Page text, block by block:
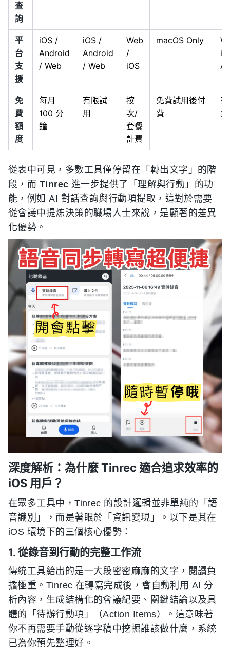
查
詢
平
台
支
援
iOS /
Android
/ Web
iOS /
Android
/ Web
Web
/
iOS
macOS Only
免
費
額
度
每月
100 分
鐘
有限試
用
按
次/
套餐
計費
免費試用後付
費
從表中可見，多數工具僅停留在「轉出文字」的階
段，而 Tinrec 進一步提供了「理解與行動」的功
能，例如 AI 對話查詢與行動項提取，這對於需要
從會議中提炼決策的職場人士來說，是顯著的差異
化優勢。
深度解析：為什麼 Tinrec 適合追求效率的
iOS 用戶？
在眾多工具中，Tinrec 的設計邏輯並非單純的「語
音識別」，而是著眼於「資訊變現」。以下是其在
iOS 環境下的三個核心優勢：
1. 從錄音到行動的完整工作流
傳統工具給出的是一大段密密麻麻的文字，閱讀負
擔極重。Tinrec 在轉寫完成後，會自動利用 AI 分
析內容，生成結構化的會議紀要、關鍵結論以及具
體的「待辦行動項」（Action Items）。這意味著
你不再需要手動從逐字稿中挖掘誰該做什麼，系統
已為你預先整理好。